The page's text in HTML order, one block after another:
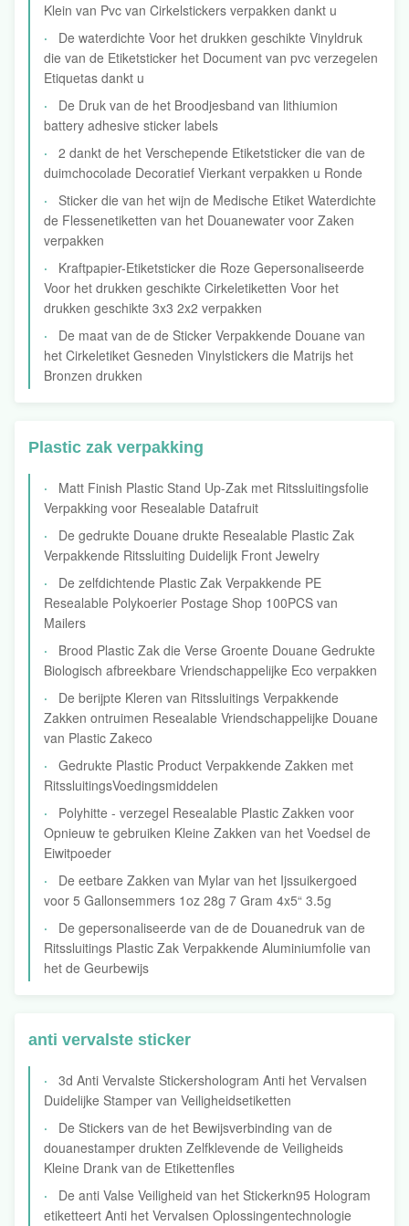
Klein van Pvc van Cirkelstickers verpakken dankt u
De waterdichte Voor het drukken geschikte Vinyldruk
die van de Etiketsticker het Document van pvc verzegelen
Etiquetas dankt u
De Druk van de het Broodjesband van lithiumion
battery adhesive sticker labels
2 dankt de het Verschepende Etiketsticker die van de
duimchocolade Decoratief Vierkant verpakken u Ronde
Sticker die van het wijn de Medische Etiket Waterdichte
de Flessenetiketten van het Douanewater voor Zaken
verpakken
Kraftpapier-Etiketsticker die Roze Gepersonaliseerde
Voor het drukken geschikte Cirkeletiketten Voor het
drukken geschikte 3x3 2x2 verpakken
De maat van de de Sticker Verpakkende Douane van
het Cirkeletiket Gesneden Vinylstickers die Matrijs het
Bronzen drukken
Plastic zak verpakking
Matt Finish Plastic Stand Up-Zak met Ritssluitingsfolie
Verpakking voor Resealable Datafruit
De gedrukte Douane drukte Resealable Plastic Zak
Verpakkende Ritssluiting Duidelijk Front Jewelry
De zelfdichtende Plastic Zak Verpakkende PE
Resealable Polykoerier Postage Shop 100PCS van
Mailers
Brood Plastic Zak die Verse Groente Douane Gedrukte
Biologisch afbreekbare Vriendschappelijke Eco verpakken
De berijpte Kleren van Ritssluitings Verpakkende
Zakken ontruimen Resealable Vriendschappelijke Douane
van Plastic Zakeco
Gedrukte Plastic Product Verpakkende Zakken met
RitssluitingsVoedingsmiddelen
Polyhitte - verzegel Resealable Plastic Zakken voor
Opnieuw te gebruiken Kleine Zakken van het Voedsel de
Eiwitpoeder
De eetbare Zakken van Mylar van het Ijssuikergoed
voor 5 Gallonsemmers 1oz 28g 7 Gram 4x5“ 3.5g
De gepersonaliseerde van de de Douanedruk van de
Ritssluitings Plastic Zak Verpakkende Aluminiumfolie van
het de Geurbewijs
anti vervalste sticker
3d Anti Vervalste Stickershologram Anti het Vervalsen
Duidelijke Stamper van Veiligheidsetiketten
De Stickers van de het Bewijsverbinding van de
douanestamper drukten Zelfklevende de Veiligheids
Kleine Drank van de Etikettenfles
De anti Valse Veiligheid van het Stickerkn95 Hologram
etiketteert Anti het Vervalsen Oplossingentechnologie